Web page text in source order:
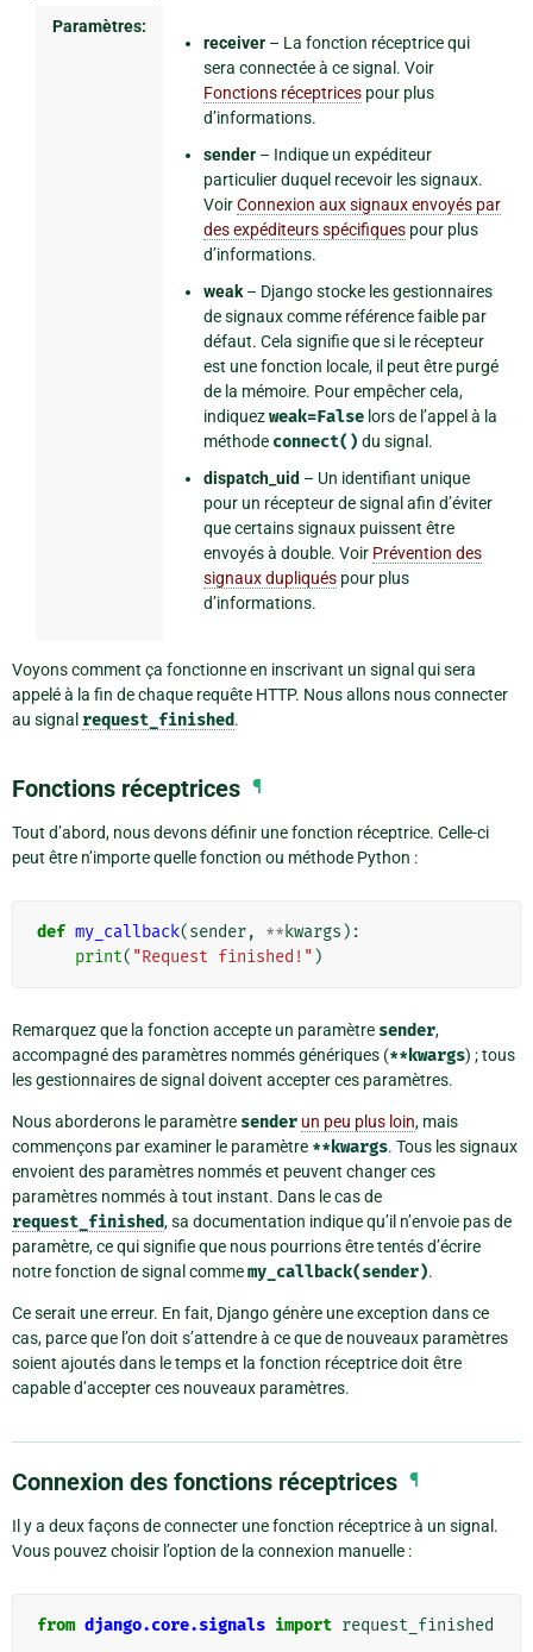
Paramètres:
receiver– La fonction réceptrice qui
sera connectée à ce signal. Voir
Fonctions réceptricespour plus
d’informations.
sender– Indique un expéditeur
particulier duquel recevoir les signaux.
VoirConnexion aux signaux envoyés par
des expéditeurs spécifiquespour plus
d’informations.
weak– Django stocke les gestionnaires
de signaux comme référence faible par
défaut. Cela signifie que si le récepteur
est une fonction locale, il peut être purgé
de la mémoire. Pour empêcher cela,
indiquezweak=Falselors de l’appel à la
méthode connect() du signal.
dispatch_uid – Un identifiant unique
pour un récepteur de signal afin d’éviter
que certains signaux puissent être
envoyés à double. Voir Prévention des
signaux dupliquéspour plus
d’informations.
Voyons comment ça fonctionne en inscrivant un signal qui sera
appelé à la fin de chaque requête HTTP. Nous allons nous connecter
au signal request_finished.
Fonctions réceptrices ¶
Tout d’abord, nous devons définir une fonction réceptrice. Celle-ci
peut être n’importe quelle fonction ou méthode Python :
def my_callback(sender, ** kwargs ):
print( "Request finished!" )
Remarquez que la fonction accepte un paramètre sender,
accompagné des paramètres nommés génériques (**kwargs) ; tous
les gestionnaires de signal doivent accepter ces paramètres.
Nous aborderons le paramètre sender un peu plus loin, mais
commençons par examiner le paramètre **kwargs. Tous les signaux
envoient des paramètres nommés et peuvent changer ces
paramètres nommés à tout instant. Dans le cas de
request_finished, sa documentation indique qu’il n’envoie pas de
paramètre, ce qui signifie que nous pourrions être tentés d’écrire
notre fonction de signal commemy_callback(sender).
Ce serait une erreur. En fait, Django génère une exception dans ce
cas, parce que l’on doit s’attendre à ce que de nouveaux paramètres
soient ajoutés dans le temps et la fonction réceptrice doit être
capable d’accepter ces nouveaux paramètres.
Connexion des fonctions réceptrices ¶
Il y a deux façons de connecter une fonction réceptrice à un signal.
Vous pouvez choisir l’option de la connexion manuelle :
from django.core.signals import request_finished